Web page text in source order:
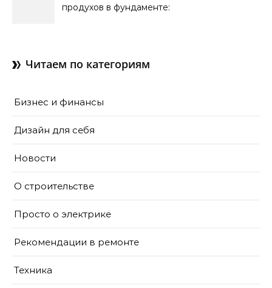
продухов в фундаменте:
Читаем по категориям
Бизнес и финансы
Дизайн для себя
Новости
О строительстве
Просто о электрике
Рекомендации в ремонте
Техника